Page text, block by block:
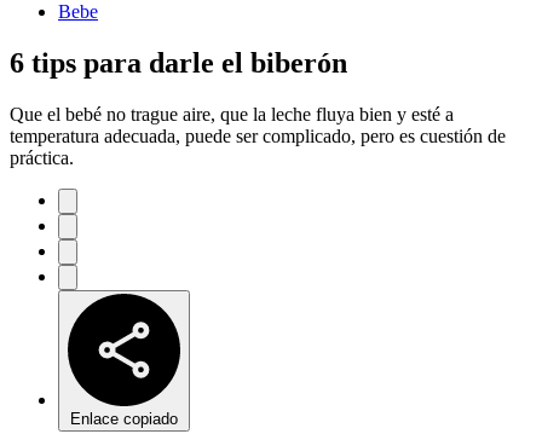
Bebe
6 tips para darle el biberón
Que el bebé no trague aire, que la leche fluya bien y esté a
temperatura adecuada, puede ser complicado, pero es cuestión de
práctica.
Enlace copiado